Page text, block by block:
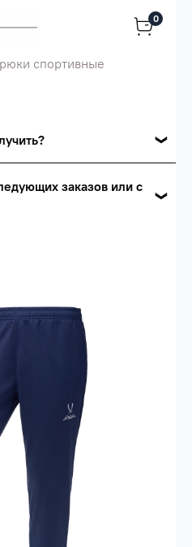
0
спортивные
от стоимости вашего
заказов за 6 месяцев -
рублей.
заказов за 6 месяцев
рублей
заказов за 6 месяцев
рублей.
заказов за 6 месяцев -
рублей.
заказов или с